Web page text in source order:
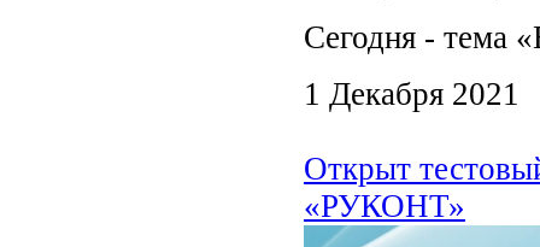
Сегодня - тема
1 Декабря 2021
Открыт
«РУКОНТ»